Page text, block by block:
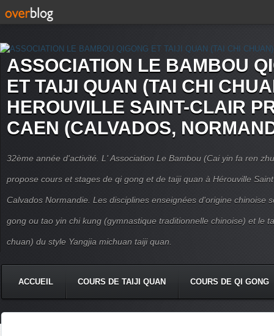
ASSOCIATION LE BAMBOU
ET TAIJI QUAN (TAI CHI
HEROUVILLE SAINT-CLAIR
CAEN (CALVADOS,
32ème année d'activité. L' Association Le Bambou (Cai yin fa ren
propose cours et stages de qi gong et de taiji quan à Hérouville
Calvados Normandie. Les disciplines enseignées d'origine chinoise
gong ou tao yin chi kung (gymnastique traditionnelle chinoise) et le
chuan) du style Yangjia michuan taiji quan.
ACCUEIL COURS DE TAIJI QUAN COURS DE QI GONG